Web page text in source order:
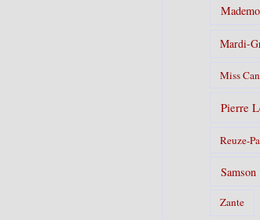
Mardi-
Miss
Pierre
Reuze-
Samson
Zante